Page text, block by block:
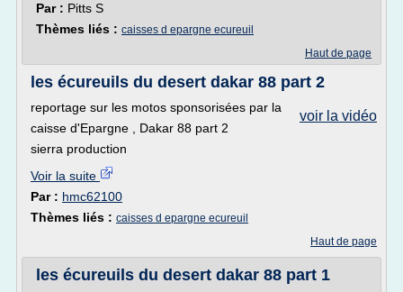
Par : Pitts S
Thèmes liés : caisses d epargne ecureuil
Haut de page
les écureuils du desert dakar 88 part 2
voir la vidéo
reportage sur les motos sponsorisées par la
caisse d'Epargne , Dakar 88 part 2
sierra production
Voir la suite
Par : hmc62100
Thèmes liés : caisses d epargne ecureuil
Haut de page
les écureuils du desert dakar 88 part 1